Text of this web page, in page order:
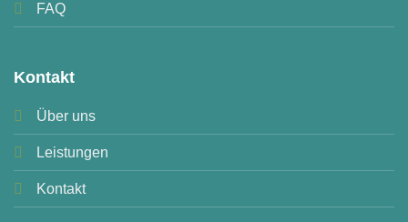
FAQ
Kontakt
Über uns
Leistungen
Kontakt